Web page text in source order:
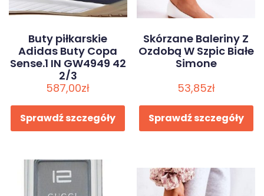
Buty piłkarskie
Adidas Buty Copa
Sense.1 IN GW4949 42
2/3
587,00zł
Sprawdź szczegóły
Skórzane Baleriny Z
Ozdobą W Szpic Białe
Simone
53,85zł
Sprawdź szczegóły